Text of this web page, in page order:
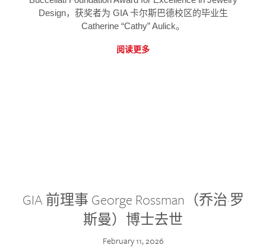
Design，获奖者为 GIA 卡尔斯巴德校区的毕业生
Catherine “Cathy” Aulick。
阅读更多
GIA 前理事 George Rossman（乔治·罗
斯曼）博士去世
February 11, 2026